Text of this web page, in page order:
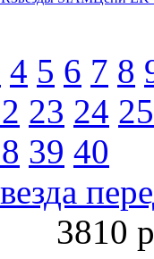
4 5 6 7 8
23 24 25
39 40
3810